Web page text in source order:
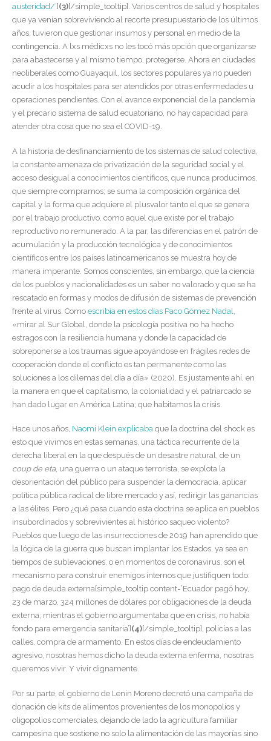
austeridad/‘] (3)[/simple_tooltip]. Varios centros de salud y hospitales
que ya venían sobreviviendo al recorte presupuestario de los últimos
años, tuvieron que gestionar insumos y personal en medio de la
contingencia. A lxs médicxs no les tocó más opción que organizarse
para abastecerse y al mismo tiempo, protegerse. Ahora en ciudades
neoliberales como Guayaquil, los sectores populares ya no pueden
acudir a los hospitales para ser atendidos por otras enfermedades u
operaciones pendientes. Con el avance exponencial de la pandemia
y el precario sistema de salud ecuatoriano, no hay capacidad para
atender otra cosa que no sea el COVID-19.
A la historia de desfinanciamiento de los sistemas de salud colectiva,
la constante amenaza de privatización de la seguridad social y el
acceso desigual a conocimientos científicos, que nunca producimos,
que siempre compramos; se suma la composición orgánica del
capital y la forma que adquiere el plusvalor tanto el que se genera
por el trabajo productivo, como aquel que existe por el trabajo
reproductivo no remunerado. A la par, las diferencias en el patrón de
acumulación y la producción tecnológica y de conocimientos
científicos entre los países latinoamericanos se muestra hoy de
manera imperante. Somos conscientes, sin embargo, que la ciencia
de los pueblos y nacionalidades es un saber no valorado y que se ha
rescatado en formas y modos de difusión de sistemas de prevención
frente al virus. Como escribía en estos días Paco Gómez Nadal
«mirar al Sur Global, donde la psicología positiva no ha hecho
estragos con la resiliencia humana y donde la capacidad de
sobreponerse a los traumas sigue apoyándose en frágiles redes de
cooperación donde el conflicto es tan permanente como las
soluciones a los dilemas del día a día» (2020). Es justamente ahí, en
la manera en que el capitalismo, la colonialidad y el patriarcado se
han dado lugar en América Latina; que habitamos la crisis.
Hace unos años, Naomi Klein explicaba que la doctrina del shock es
esto que vivimos en estas semanas, una táctica recurrente de la
derecha liberal en la que después de un desastre natural, de un
coup de eta, una guerra o un ataque terrorista, se explota la
desorientación del público para suspender la democracia, aplicar
política pública radical de libre mercado y así, redirigir las ganancias
a las élites. Pero ¿qué pasa cuando esta doctrina se aplica en pueblos
insubordinados y sobrevivientes al histórico saqueo violento?
Pueblos que luego de las insurrecciones de 2019 han aprendido que
la lógica de la guerra que buscan implantar los Estados, ya sea en
tiempos de sublevaciones, o en momentos de coronavirus, son el
mecanismo para construir enemigos internos que justifiquen todo:
pago de deuda externa[simple_tooltip content=’Ecuador pagó hoy,
23 de marzo, 324 millones de dólares por obligaciones de la deuda
externa; mientras el gobierno argumentaba que en crisis, no había
fondo para emergencia sanitaria’] (4)[/simple_tooltip], policías a las
calles, compra de armamento. En estos días de endeudamiento
agresivo, nosotras hemos dicho la deuda externa enferma, nosotras
queremos vivir. Y vivir dignamente.
Por su parte, el gobierno de Lenin Moreno decretó una campaña de
donación de kits de alimentos provenientes de los monopolios y
oligopolios comerciales, dejando de lado la agricultura familiar
campesina que sostiene no solo la alimentación de las mayorías sino